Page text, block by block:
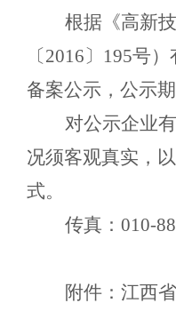
根据《高新
〔2016〕 195号）
备案公示，公示
对公示企业
况须客观真实，
式。
传真： 010-
附件： 江西